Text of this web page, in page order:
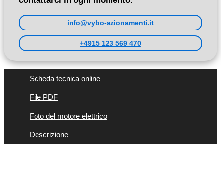
info@vybo-azionamenti.it
+4915 123 569 470
Scheda tecnica online
File PDF
Foto del motore elettrico
Descrizione